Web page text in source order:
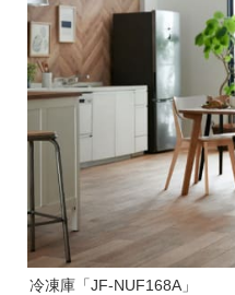
冷凍庫「JF-NUF168A」